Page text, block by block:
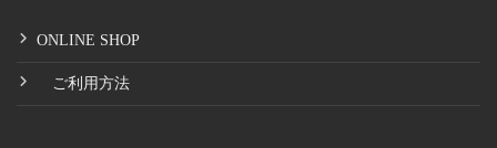
ONLINE SHOP
ご利用方法